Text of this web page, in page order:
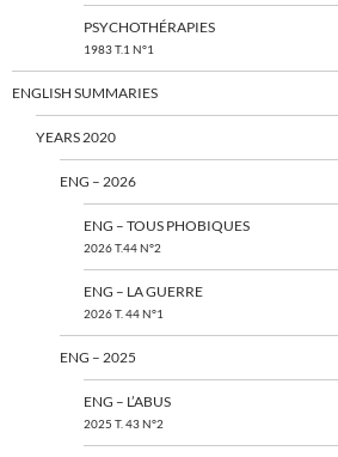
PSYCHOTHÉRAPIES
1983 T.1 N°1
ENGLISH SUMMARIES
YEARS 2020
ENG – 2026
ENG – TOUS PHOBIQUES
2026 T.44 N°2
ENG – LA GUERRE
2026 T. 44 N°1
ENG – 2025
ENG – L’ABUS
2025 T. 43 N°2